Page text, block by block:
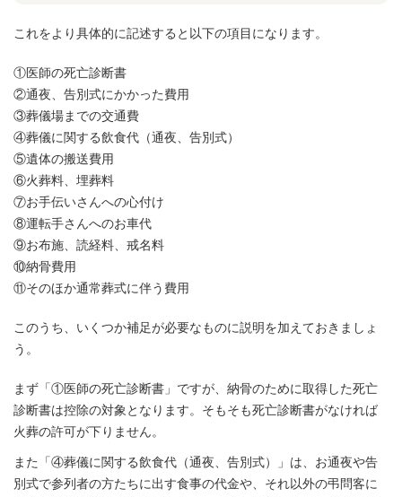
これをより具体的に記述すると以下の項目になります。
①医師の死亡診断書
②通夜、告別式にかかった費用
③葬儀場までの交通費
④葬儀に関する飲食代（通夜、告別式）
⑤遺体の搬送費用
⑥火葬料、埋葬料
⑦お手伝いさんへの心付け
⑧運転手さんへのお車代
⑨お布施、読経料、戒名料
⑩納骨費用
⑪そのほか通常葬式に伴う費用
このうち、いくつか補足が必要なものに説明を加えておきましょ
う。
まず「①医師の死亡診断書」ですが、納骨のために取得した死亡
診断書は控除の対象となります。そもそも死亡診断書がなければ
火葬の許可が下りません。
また「④葬儀に関する飲食代（通夜、告別式）」は、お通夜や告
別式で参列者の方たちに出す食事の代金や、それ以外の弔問客に